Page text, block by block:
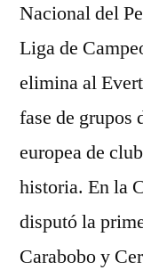
Nacional del
Liga de
elimina al
fase de grupos
europea de
historia. En la
disputó la
Carabobo y